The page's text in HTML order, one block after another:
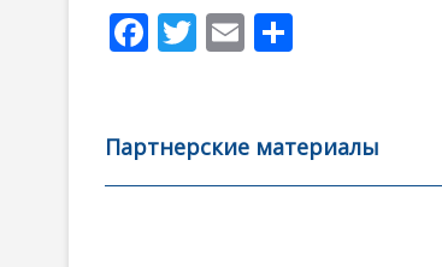
F
b
o
T
er
E
l
а
в
Партнерские материалы